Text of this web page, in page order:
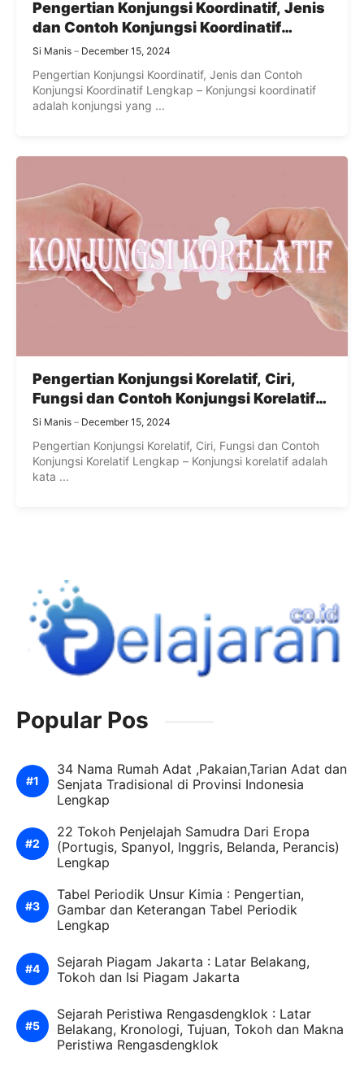
Pengertian Konjungsi Koordinatif, Jenis
dan Contoh Konjungsi Koordinatif
Lengkap
Si Manis December 15, 2024
Pengertian Konjungsi Koordinatif, Jenis dan Contoh
Konjungsi Koordinatif Lengkap – Konjungsi koordinatif
adalah konjungsi yang ...
Pengertian Konjungsi Korelatif, Ciri,
Fungsi dan Contoh Konjungsi Korelatif
Lengkap
Si Manis December 15, 2024
Pengertian Konjungsi Korelatif, Ciri, Fungsi dan Contoh
Konjungsi Korelatif Lengkap – Konjungsi korelatif adalah
kata ...
Popular Pos
34 Nama Rumah Adat ,Pakaian,Tarian Adat dan
Senjata Tradisional di Provinsi Indonesia
Lengkap
22 Tokoh Penjelajah Samudra Dari Eropa
(Portugis, Spanyol, Inggris, Belanda, Perancis)
Lengkap
Tabel Periodik Unsur Kimia : Pengertian,
Gambar dan Keterangan Tabel Periodik
Lengkap
Sejarah Piagam Jakarta : Latar Belakang,
Tokoh dan Isi Piagam Jakarta
Sejarah Peristiwa Rengasdengklok : Latar
Belakang, Kronologi, Tujuan, Tokoh dan Makna
Peristiwa Rengasdengklok